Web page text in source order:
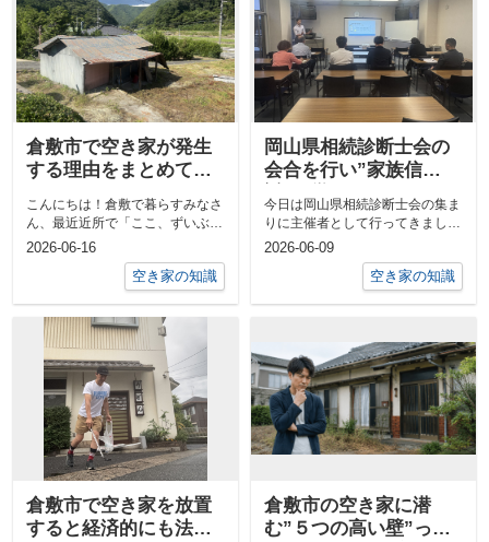
倉敷市で空き家が発生
する理由をまとめてみ
こんにちは！倉敷で暮らすみなさ
ん、最近近所で「ここ、ずいぶん
長いこと誰も住んでないな…」っ
2026-06-16
空き家の知識
岡山県相続診断士会の
会合を行い”家族信
託”を学びました
今日は岡山県相続診断士会の集ま
りに主催者として行ってきまし
た。今回は司法書士の先生に家族
2026-06-09
空き家の知識
倉敷市で空き家を放置
すると経済的にも法的
倉敷市の空き家に潜
む”５つの高い壁”って